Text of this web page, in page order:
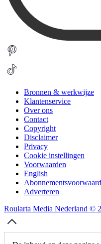
Bronnen & werkwijze
Klantenservice
Over ons
Contact
Copyright
Disclaimer
Privacy
Cookie instellingen
Voorwaarden
English
Adverteren
Roularta Media Nederland ©